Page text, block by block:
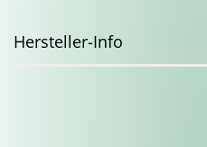
Hersteller-Info